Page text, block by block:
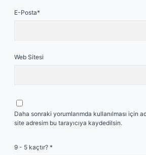
E-Posta*
Web Sitesi
Daha sonraki yorumlarımda kullanılması için
site adresim bu tarayıcıya kaydedilsin.
9 - 5 kaçtır? *